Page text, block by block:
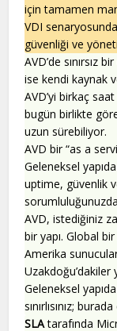
için tamamen
VDI
güvenliği ve
AVD’de sınırsız
ise kendi kaynak ve
AVD’yi birkaç
bugün birlikte
uzun sürebiliyor.
AVD bir “as a
Geleneksel
uptime, güvenlik
AVD, istediğiniz
bir yapı. Global
Amerika
Uzakdoğu’dakiler
Geleneksel
sınırlısınız;
SLAtarafında